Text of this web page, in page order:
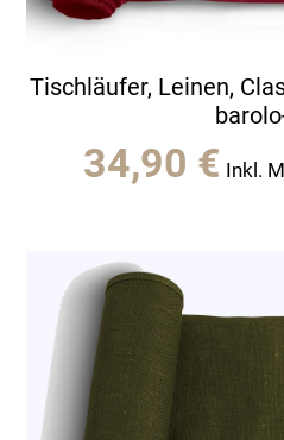
Tischläufer, Leinen,
34,90 € Inkl.